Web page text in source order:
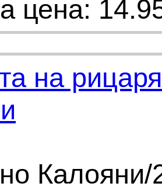
цена:
на
Калояни/